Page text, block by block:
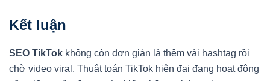
Kết luận
SEO TikTok không còn đơn giản là thêm vài hashtag rồi
chờ video viral. Thuật toán TikTok hiện đại đang hoạt động